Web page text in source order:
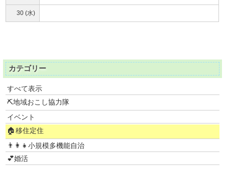
30 (水)
カテゴリー
すべて表示
⛏地域おこし協力隊
イベント
🏠移住定住
👨‍👩‍👧小規模多機能自治
💕婚活